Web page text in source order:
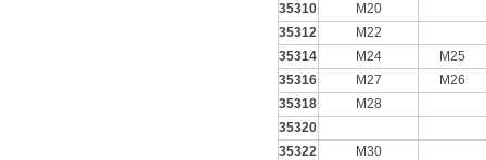
35310
M20
35312
M22
35314
M24
M25
35316
M27
M26
35318
M28
35320
35322
M30